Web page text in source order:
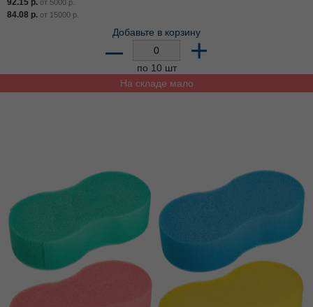
92.15 р. от 5000 р.
84.08 р. от 15000 р.
Добавьте в корзину
– +
по 10 шт
На складе мало